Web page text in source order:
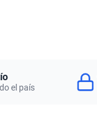
el país